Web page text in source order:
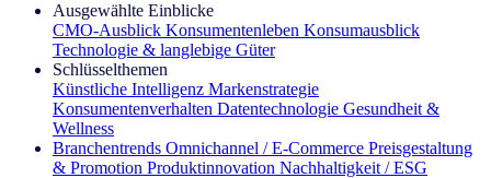
Ausgewählte Einblicke
CMO‑Ausblick Konsumentenleben Konsumausblick
Technologie & langlebige Güter
Schlüsselthemen
Künstliche Intelligenz Markenstrategie
Konsumentenverhalten Datentechnologie Gesundheit &
Wellness
Branchentrends Omnichannel / E‑Commerce Preisgestaltung
& Promotion Produktinnovation Nachhaltigkeit / ESG